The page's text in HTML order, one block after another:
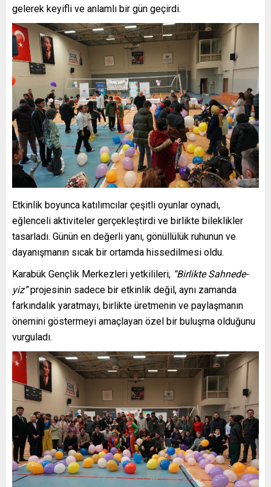
gelerek keyifli ve anlamlı bir gün geçirdi.
Etkinlik boyunca katılımcılar çeşitli oyunlar oynadı,
eğlenceli aktiviteler gerçekleştirdi ve birlikte bileklikler
tasarladı. Günün en değerli yanı, gönüllülük ruhunun ve
dayanışmanın sıcak bir ortamda hissedilmesi oldu.
Karabük Gençlik Merkezleri yetkilileri, “Birlikte Sahnede­
yiz”projesinin sadece bir etkinlik değil, aynı zamanda
farkındalık yaratmayı, birlikte üretmenin ve paylaşmanın
önemini göstermeyi amaçlayan özel bir buluşma olduğunu
vurguladı.